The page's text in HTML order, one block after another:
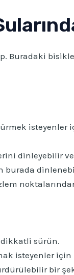
Buradaki
isteyenler
dinleyebilir
burada
dikkatli sürün.
isteyenler için
bir